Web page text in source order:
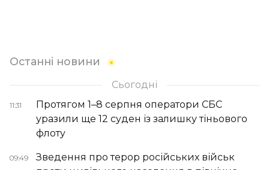
Останні новини
Сьогодні
11:31
Протягом 1–8 серпня оператори СБС
уразили ще 12 суден із залишку тіньового
флоту
09:49
Зведення про терор російських військ